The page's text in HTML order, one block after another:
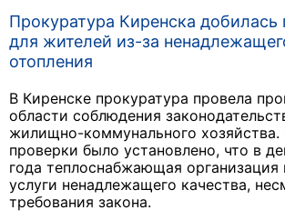
Прокуратура Киренска добилась
для жителей из-за
отопления
В Киренске прокуратура провела
области соблюдения
жилищно-коммунального хозяйства.
проверки было установлено, что в
года теплоснабжающая организация
услуги ненадлежащего качества,
требования закона.